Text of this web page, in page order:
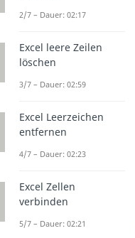
2/7 – Dauer: 02:17
Excel leere Zeilen
löschen
3/7 – Dauer: 02:59
Excel Leerzeichen
entfernen
4/7 – Dauer: 02:23
Excel Zellen
verbinden
5/7 – Dauer: 02:21